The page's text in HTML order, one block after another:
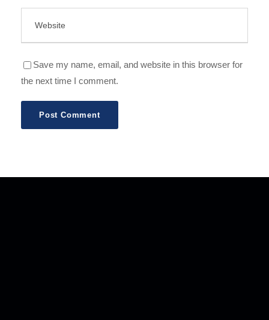
Save my name, email, and website in this browser for
the next time I comment.